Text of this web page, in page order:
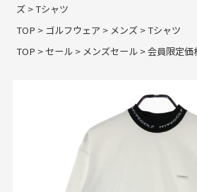
ズ> Tシャツ
TOP > ゴルフウェア > メンズ> Tシャツ
TOP > セール> メンズセール>会員限定価